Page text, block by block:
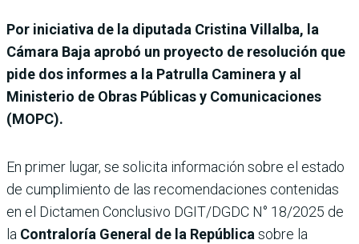
Por iniciativa de la diputada Cristina Villalba, la
Cámara Baja aprobó un proyecto de resolución que
pide dos informes a la Patrulla Caminera y al
Ministerio de Obras Públicas y Comunicaciones
(MOPC).
En primer lugar, se solicita información sobre el estado
de cumplimiento de las recomendaciones contenidas
en el Dictamen Conclusivo DGIT/DGDC N° 18/2025 de
la Contraloría General de la República sobre la